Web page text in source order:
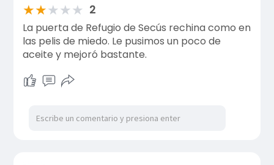
★★★★★ 2
La puerta de Refugio de Secús rechina como en
las pelis de miedo. Le pusimos un poco de
aceite y mejoró bastante.